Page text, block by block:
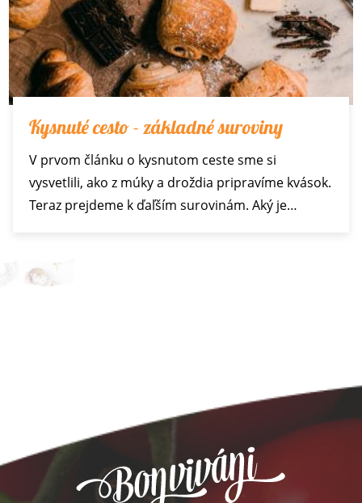
Kysnuté cesto - základné suroviny
V prvom článku o kysnutom ceste sme si
vysvetlili, ako z múky a droždia pripravíme kvások.
Teraz prejdeme k ďaľším surovinám. Aký je…